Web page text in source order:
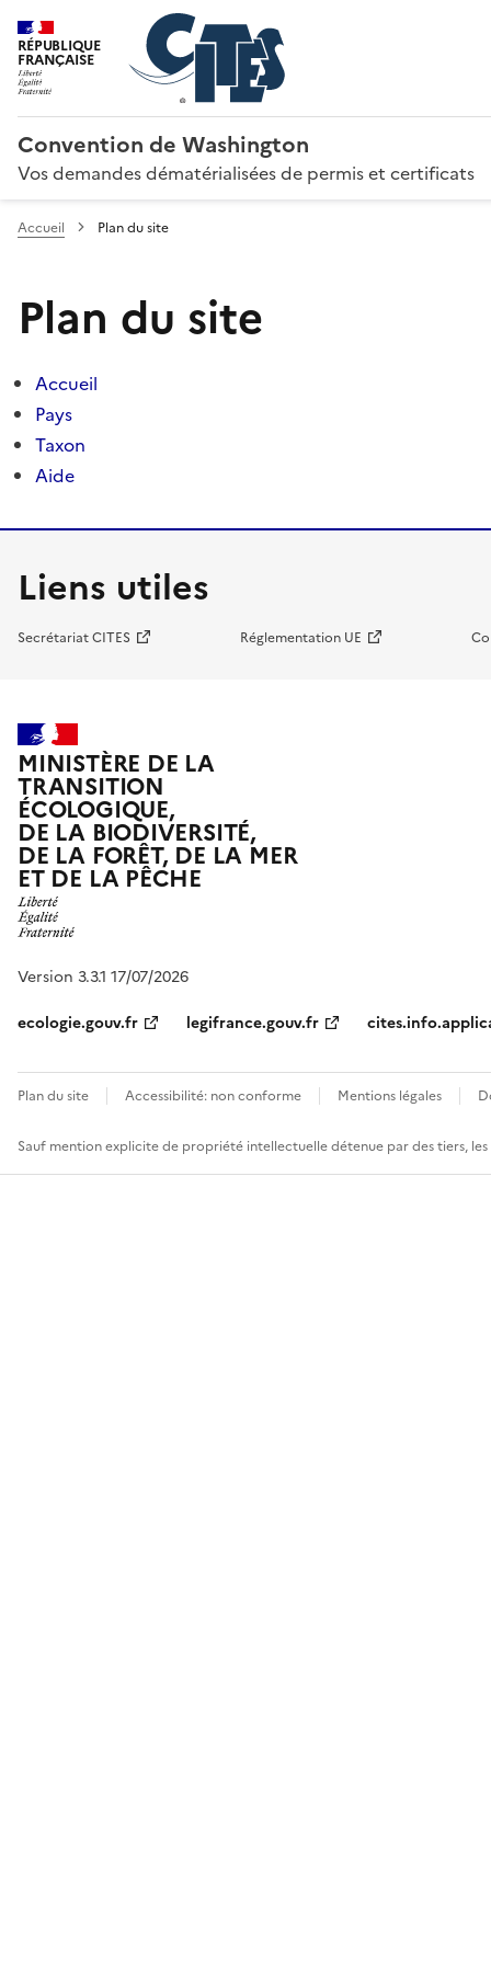
RÉPUBLIQUE
FRANÇAISE
Convention de Washington
Vos demandes dématérialisées de permis et certificats
Accueil Plan du site
Plan du site
Accueil
Pays
Taxon
Aide
Liens utiles
Secrétariat CITES Réglementation UE
MINISTÈRE DE LA
TRANSITION
ÉCOLOGIQUE,
DE LA BIODIVERSITÉ,
DE LA FORÊT, DE LA MER
ET DE LA PÊCHE
Version 3.3.1 17/07/2026
ecologie.gouv.fr
legifrance.gouv.fr
Plan du site Accessibilité: non conforme Mentions légales
Sauf mention explicite de propriété intellectuelle détenue par des tiers,